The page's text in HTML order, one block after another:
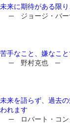
未来に期待がある限
─ ジョージ・バ
苦手なこと、嫌なこ
─ 野村克也 ─
未来を語らず、過去
われます
─ ロバート・コ